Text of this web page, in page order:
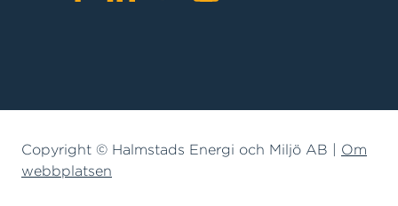
Copyright © Halmstads Energi och Miljö AB | Om
webbplatsen